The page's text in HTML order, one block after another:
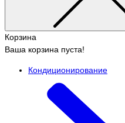
Корзина
Ваша корзина пуста!
Кондиционирование